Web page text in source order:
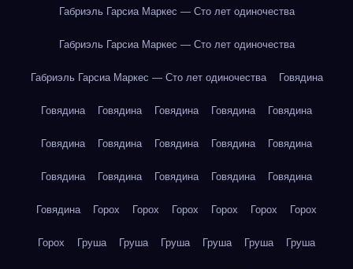
Габриэль Гарсиа Маркес — Сто лет одиночества
Габриэль Гарсиа Маркес — Сто лет одиночества
Габриэль Гарсиа Маркес — Сто лет одиночества Говядина
Говядина Говядина Говядина Говядина Говядина
Говядина Говядина Говядина Говядина Говядина
Говядина Говядина Говядина Говядина Говядина
Говядина Горох Горох Горох Горох Горох Горох
Горох Груша Груша Груша Груша Груша Груша